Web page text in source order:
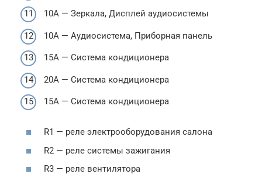
10А — Зеркала, Дисплей аудиосистемы
10А — Аудиосистема, Приборная панель
15А — Система кондиционера
20А — Система кондиционера
15А — Система кондиционера
R1 — реле электрооборудования салона
R2 — реле системы зажигания
R3 — реле вентилятора